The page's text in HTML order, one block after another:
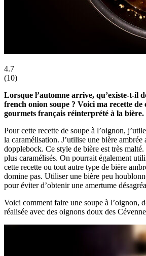
4.7
(10)
Lorsque l’automne arrive, qu’existe-t-il
french onion soupe ? Voici ma recette de
gourmets français réinterprété à la bière.
Pour cette recette de soupe à l’oignon,
la caramélisation. J’utilise une bière ambrée
dopplebock. Ce style de bière est très malté.
plus caramélisés. On pourrait également
cette recette ou tout autre type de bière
domine pas. Utiliser une bière peu
pour éviter d’obtenir une amertume
Voici comment faire une soupe à l’oignon,
réalisée avec des oignons doux des